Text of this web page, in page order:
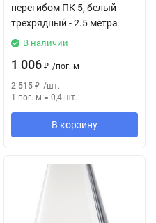
перегибом ПК 5, белый
трехрядный - 2.5 метра
В наличии
1 006 ₽ /пог. м
2 515 ₽ /шт.
1 пог. м = 0,4 шт.
В корзину